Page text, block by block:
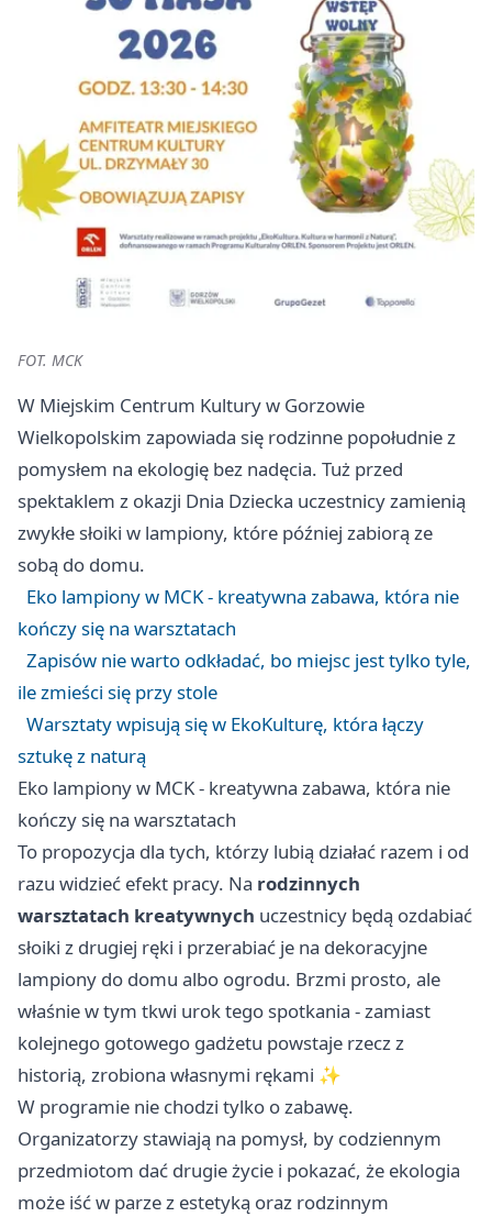
FOT. MCK
W Miejskim Centrum Kultury w Gorzowie
Wielkopolskim zapowiada się rodzinne popołudnie z
pomysłem na ekologię bez nadęcia. Tuż przed
spektaklem z okazji Dnia Dziecka uczestnicy zamienią
zwykłe słoiki w lampiony, które później zabiorą ze
sobą do domu.
Eko lampiony w MCK - kreatywna zabawa, która nie
kończy się na warsztatach
Zapisów nie warto odkładać, bo miejsc jest tylko tyle,
ile zmieści się przy stole
Warsztaty wpisują się w EkoKulturę, która łączy
sztukę z naturą
Eko lampiony w MCK - kreatywna zabawa, która nie
kończy się na warsztatach
To propozycja dla tych, którzy lubią działać razem i od
razu widzieć efekt pracy. Na rodzinnych
warsztatach kreatywnych uczestnicy będą ozdabiać
słoiki z drugiej ręki i przerabiać je na dekoracyjne
lampiony do domu albo ogrodu. Brzmi prosto, ale
właśnie w tym tkwi urok tego spotkania - zamiast
kolejnego gotowego gadżetu powstaje rzecz z
historią, zrobiona własnymi rękami ✨
W programie nie chodzi tylko o zabawę.
Organizatorzy stawiają na pomysł, by codziennym
przedmiotom dać drugie życie i pokazać, że ekologia
może iść w parze z estetyką oraz rodzinnym